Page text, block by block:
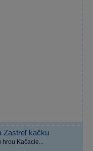
Zastreľ kačku
hrou Kačacie...